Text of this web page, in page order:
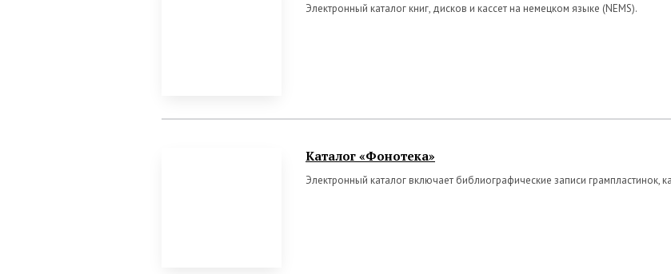
Электронный каталог книг, дисков и кассет на немецком языке (NEMS).
Каталог «Фонотека»
Электронный каталог включает библиографические записи грампластинок,